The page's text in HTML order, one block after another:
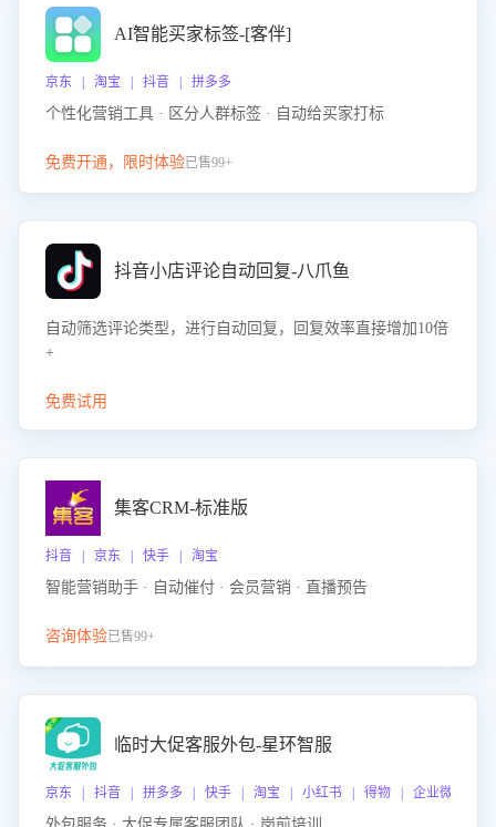
AI智能买家标签-[客伴]
京东 | 淘宝 | 抖音 | 拼多多
个性化营销工具 · 区分人群标签 · 自动给买家打标
免费开通，限时体验已售99+
抖音小店评论自动回复-八爪鱼
自动筛选评论类型，进行自动回复，回复效率直接增加10倍
+
免费试用
集客CRM-标准版
抖音 | 京东 | 快手 | 淘宝
智能营销助手 · 自动催付 · 会员营销 · 直播预告
咨询体验已售99+
临时大促客服外包-星环智服
京东 | 抖音 | 拼多多 | 快手 | 淘宝 | 小红书 | 得物 | 企业微信